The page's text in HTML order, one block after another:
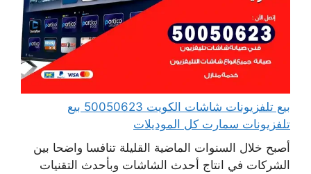
بيع تلفزيونات شاشات الكويت 50050623 بيع
تلفزيونات سمارت كل الموديلات
أصبح خلال السنوات الماضية القليلة تنافسا واضحا بين
الشركات في انتاج أحدث الشاشات وبأحدث التقنيات